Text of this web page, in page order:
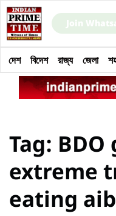
Join
দেশ বিদেশ রাজ্য জেলা
Tag:
extreme
eating